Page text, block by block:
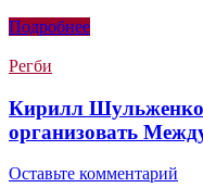
Подробнее
Регби
Кирилл
организовать
Оставьте комментарий